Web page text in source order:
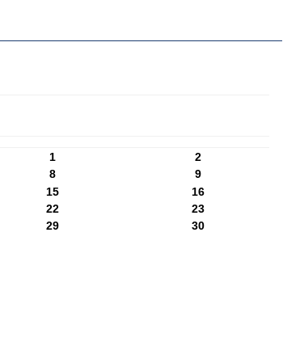
1
2
8
9
15
16
22
23
29
30